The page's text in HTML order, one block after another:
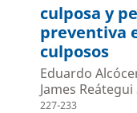
culposa y
preventiva
culposos
Eduardo
James Reátegui
227-233